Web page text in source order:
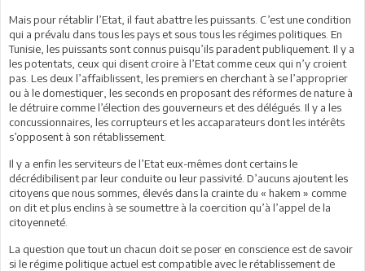
Mais pour rétablir l’Etat, il faut abattre les puissants. C’est une condition
qui a prévalu dans tous les pays et sous tous les régimes politiques. En
Tunisie, les puissants sont connus puisqu’ils paradent publiquement. Il y a
les potentats, ceux qui disent croire à l’Etat comme ceux qui n’y croient
pas. Les deux l’affaiblissent, les premiers en cherchant à se l’approprier
ou à le domestiquer, les seconds en proposant des réformes de nature à
le détruire comme l’élection des gouverneurs et des délégués. Il y a les
concussionnaires, les corrupteurs et les accaparateurs dont les intérêts
s’opposent à son rétablissement.
Il y a enfin les serviteurs de l’Etat eux-mêmes dont certains le
décrédibilisent par leur conduite ou leur passivité. D’aucuns ajoutent les
citoyens que nous sommes, élevés dans la crainte du « hakem » comme
on dit et plus enclins à se soumettre à la coercition qu’à l’appel de la
citoyenneté.
La question que tout un chacun doit se poser en conscience est de savoir
si le régime politique actuel est compatible avec le rétablissement de